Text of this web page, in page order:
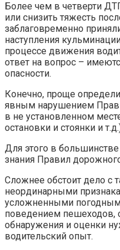
Более чем в четверти
или снизить тяжесть
заблаговременно
наступления
процессе движения
ответ на вопрос –
опасности.
Конечно, проще
явным нарушением
в не установленном
остановки и стоянки и
Для этого в большинстве
знания Правил
Сложнее обстоит дело с
неординарными
усложненными
поведением пешеходов,
обнаружения и оценки
водительский опыт.